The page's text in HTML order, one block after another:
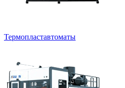
Термопластавтоматы